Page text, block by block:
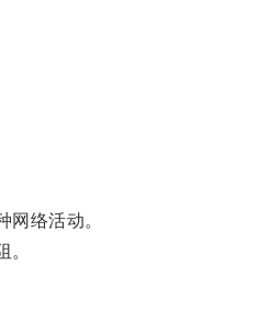
络活动。